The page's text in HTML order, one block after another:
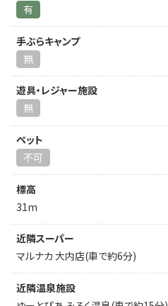
有
手ぶらキャンプ
無
遊具・レジャー施設
無
ペット
不可
標高
31m
近隣スーパー
マルナカ 大内店(車で約6分)
近隣温泉施設